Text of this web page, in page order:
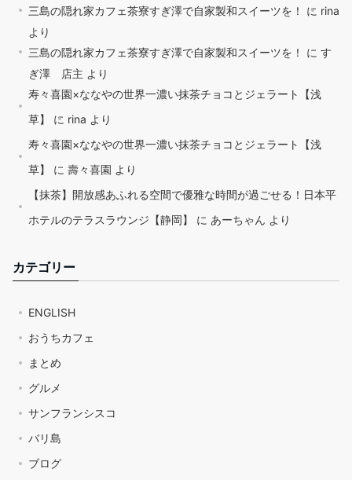
三島の隠れ家カフェ茶寮すぎ澤で自家製和スイーツを！ に rina
より
三島の隠れ家カフェ茶寮すぎ澤で自家製和スイーツを！
に す
ぎ澤 店主 より
寿々喜園×ななやの世界一濃い抹茶チョコとジェラート【浅
草】
に rina より
寿々喜園×ななやの世界一濃い抹茶チョコとジェラート【浅
草】
に 壽々喜園 より
【抹茶】開放感あふれる空間で優雅な時間が過ごせる！日本平
ホテルのテラスラウンジ【静岡】
に あーちゃん より
カテゴリー
ENGLISH
おうちカフェ
まとめ
グルメ
サンフランシスコ
バリ島
ブログ